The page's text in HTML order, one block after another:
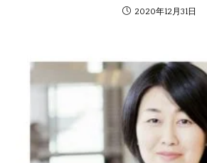
2020年12月31日